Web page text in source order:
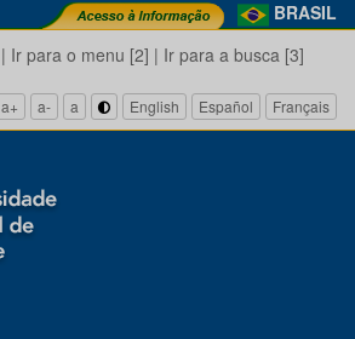
BRASIL
| Ir para o menu [2] | Ir para a busca [3]
a+ a- a English Español Français